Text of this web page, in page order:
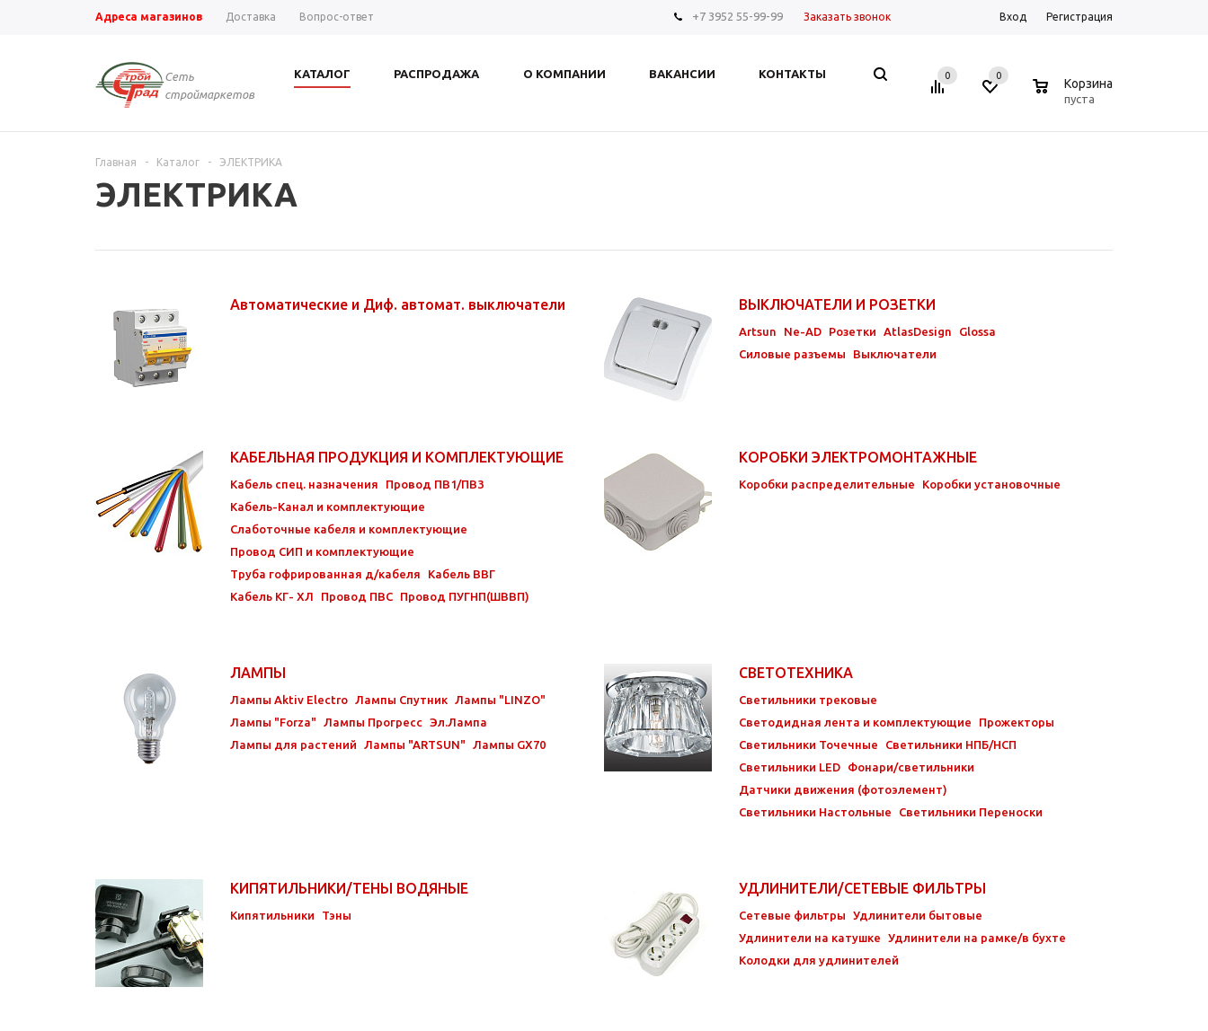
Адреса магазинов Доставка Вопрос-ответ +7 3952 55-99-99 Заказать звонок Вход Регистрация
Сеть
строймаркетов
КАТАЛОГ РАСПРОДАЖА О КОМПАНИИ ВАКАНСИИ КОНТАКТЫ 0 0
Корзина
пуста
Главная - Каталог - ЭЛЕКТРИКА
ЭЛЕКТРИКА
Автоматические и Диф. автомат. выключатели ВЫКЛЮЧАТЕЛИ И РОЗЕТКИ
Artsun Ne-AD Розетки AtlasDesign
Glossa
Силовые разъемы
Выключатели
КАБЕЛЬНАЯ ПРОДУКЦИЯ И КОМПЛЕКТУЮЩИЕ
Кабель спец. назначения
Провод ПВ1/ПВ3
Кабель-Канал и комплектующие
Слаботочные кабеля и комплектующие
Провод СИП и комплектующие
Труба гофрированная д/кабеля
Кабель ВВГ
Кабель КГ- ХЛ
Провод ПВС Провод ПУГНП(ШВВП)
КОРОБКИ ЭЛЕКТРОМОНТАЖНЫЕ
Коробки распределительные Коробки установочные
ЛАМПЫ
Лампы Aktiv Electro Лампы Спутник Лампы "LINZO"
Лампы "Forza"
Лампы Прогресс
Эл.Лампа
Лампы для растений
Лампы "ARTSUN" Лампы GX70
СВЕТОТЕХНИКА
Светильники трековые
Светодидная лента и комплектующие
Прожекторы
Светильники Точечные
Светильники НПБ/НСП
Светильники LED
Фонари/светильники
Датчики движения (фотоэлемент)
Светильники Настольные
Светильники Переноски
КИПЯТИЛЬНИКИ/ТЕНЫ ВОДЯНЫЕ
Кипятильники Тэны
УДЛИНИТЕЛИ/СЕТЕВЫЕ ФИЛЬТРЫ
Сетевые фильтры
Удлинители бытовые
Удлинители на катушке
Удлинители на рамке/в бухте
Колодки для удлинителей